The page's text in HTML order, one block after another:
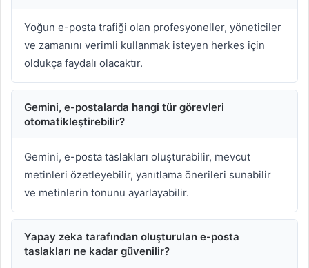
Yoğun e-posta trafiği olan profesyoneller, yöneticiler
ve zamanını verimli kullanmak isteyen herkes için
oldukça faydalı olacaktır.
Gemini, e-postalarda hangi tür görevleri
otomatikleştirebilir?
Gemini, e-posta taslakları oluşturabilir, mevcut
metinleri özetleyebilir, yanıtlama önerileri sunabilir
ve metinlerin tonunu ayarlayabilir.
Yapay zeka tarafından oluşturulan e-posta
taslakları ne kadar güvenilir?